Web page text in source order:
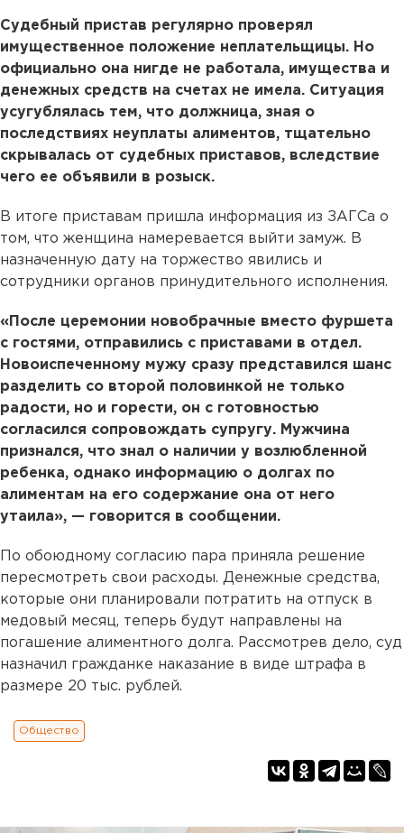
Судебный пристав регулярно проверял
имущественное положение неплательщицы. Но
официально она нигде не работала, имущества и
денежных средств на счетах не имела. Ситуация
усугублялась тем, что должница, зная о
последствиях неуплаты алиментов, тщательно
скрывалась от судебных приставов, вследствие
чего ее объявили в розыск.
В итоге приставам пришла информация из ЗАГСа о
том, что женщина намеревается выйти замуж. В
назначенную дату на торжество явились и
сотрудники органов принудительного исполнения.
«После церемонии новобрачные вместо фуршета
с гостями, отправились с приставами в отдел.
Новоиспеченному мужу сразу представился шанс
разделить со второй половинкой не только
радости, но и горести, он с готовностью
согласился сопровождать супругу. Мужчина
признался, что знал о наличии у возлюбленной
ребенка, однако информацию о долгах по
алиментам на его содержание она от него
утаила», — говорится в сообщении.
По обоюдному согласию пара приняла решение
пересмотреть свои расходы. Денежные средства,
которые они планировали потратить на отпуск в
медовый месяц, теперь будут направлены на
погашение алиментного долга. Рассмотрев дело, суд
назначил гражданке наказание в виде штрафа в
размере 20 тыс. рублей.
Общество